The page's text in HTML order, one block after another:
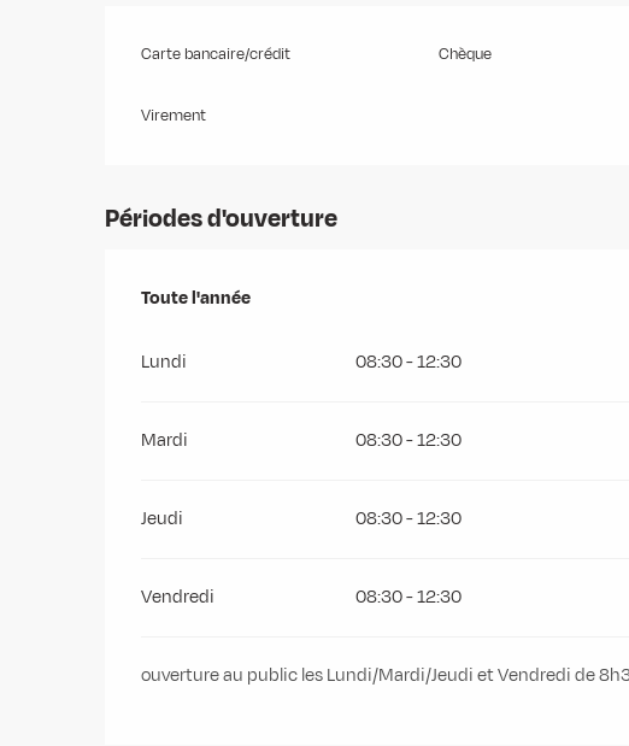
Carte bancaire/crédit Chèque
Virement
Périodes d'ouverture
Toute l'année
Toute l'année
Lundi 08:30 - 12:30
Mardi 08:30 - 12:30
Jeudi 08:30 - 12:30
Vendredi 08:30 - 12:30
ouverture au public les Lundi/Mardi/Jeudi et Vendredi de